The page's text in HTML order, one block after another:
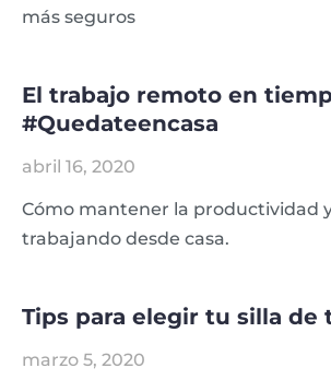
más seguros
El trabajo remoto en
#Quedateencasa
abril 16, 2020
Cómo mantener la productividad
trabajando desde casa.
Tips para elegir tu silla de
marzo 5, 2020